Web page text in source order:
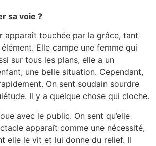
sa voie ?
apparaît touchée par la grâce, tant
Elle campe une femme qui
sur tous les plans, elle a un
une belle situation. Cependant,
On sent soudain sourdre
Il y a quelque chose qui cloche.
avec le public. On sent qu’elle
apparaît comme une nécessité,
elle le vit et lui donne du relief. Il